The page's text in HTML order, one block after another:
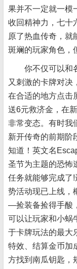
果并不一定就一模
收回精神力，七十
原了热血传奇，就
斑斓的玩家角色，
你不仅可以和各
又刺激的卡牌对决
在合适的地方点击
送6元救济金，在
非常变态。有时我
新开传奇的前期阶
知道！英文名
圣节为主题的恐怖
任务就能够完成了
势活动现已上线，
—捡装备捡得手酸
可以让玩家和小蜗
于卡牌玩法的最大
特效、结算金币加
方找到南瓜钥匙，